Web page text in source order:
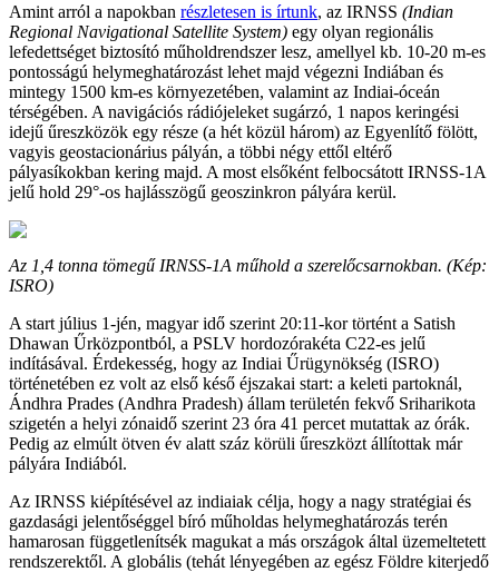
Amint arról a napokban részletesen is írtunk, az IRNSS (Indian
Regional Navigational Satellite System) egy olyan regionális
lefedettséget biztosító műholdrendszer lesz, amellyel kb. 10-20 m-es
pontosságú helymeghatározást lehet majd végezni Indiában és
mintegy 1500 km-es környezetében, valamint az Indiai-óceán
térségében. A navigációs rádiójeleket sugárzó, 1 napos keringési
idejű űreszközök egy része (a hét közül három) az Egyenlítő fölött,
vagyis geostacionárius pályán, a többi négy ettől eltérő
pályasíkokban kering majd. A most elsőként felbocsátott IRNSS-1A
jelű hold 29°-os hajlásszögű geoszinkron pályára kerül.
Az 1,4 tonna tömegű IRNSS-1A műhold a szerelőcsarnokban. (Kép:
ISRO)
A start július 1-jén, magyar idő szerint 20:11-kor történt a Satish
Dhawan Űrközpontból, a PSLV hordozórakéta C22-es jelű
indításával. Érdekesség, hogy az Indiai Űrügynökség (ISRO)
történetében ez volt az első késő éjszakai start: a keleti partoknál,
Ándhra Prades (Andhra Pradesh) állam területén fekvő Sriharikota
szigetén a helyi zónaidő szerint 23 óra 41 percet mutattak az órák.
Pedig az elmúlt ötven év alatt száz körüli űreszközt állítottak már
pályára Indiából.
Az IRNSS kiépítésével az indiaiak célja, hogy a nagy stratégiai és
gazdasági jelentőséggel bíró műholdas helymeghatározás terén
hamarosan függetlenítsék magukat a más országok által üzemeltetett
rendszerektől. A globális (tehát lényegében az egész Földre kiterjedő